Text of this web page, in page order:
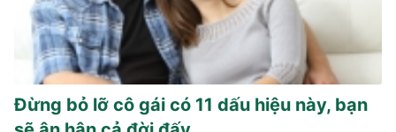
Đừng bỏ lỡ cô gái có 11 dấu hiệu này, bạn